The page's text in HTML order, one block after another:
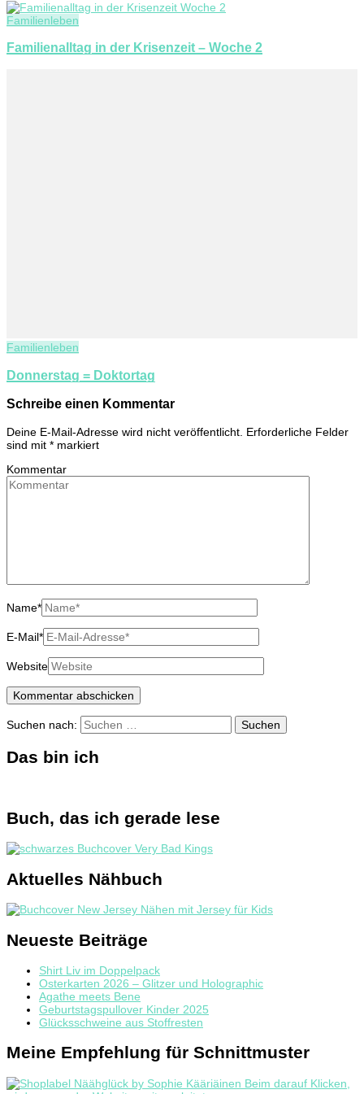
Familienleben
Familienalltag in der Krisenzeit – Woche 2
Familienleben
Donnerstag = Doktortag
Schreibe einen Kommentar
Deine E-Mail-Adresse wird nicht veröffentlicht. Erforderliche Felder
sind mit * markiert
Kommentar
Name*
E-Mail*
Website
Suchen nach:
Das bin ich
Buch, das ich gerade lese
Aktuelles Nähbuch
Neueste Beiträge
Shirt Liv im Doppelpack
Osterkarten 2026 – Glitzer und Holographic
Agathe meets Bene
Geburtstagspullover Kinder 2025
Glücksschweine aus Stoffresten
Meine Empfehlung für Schnittmuster